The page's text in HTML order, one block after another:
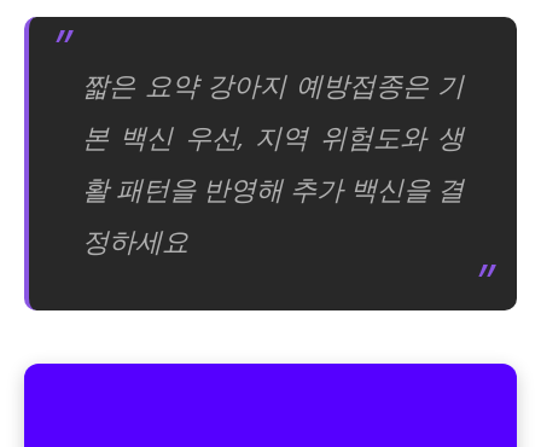
짧은 요약 강아지 예방접종은 기
본 백신 우선, 지역 위험도와 생
활 패턴을 반영해 추가 백신을 결
정하세요